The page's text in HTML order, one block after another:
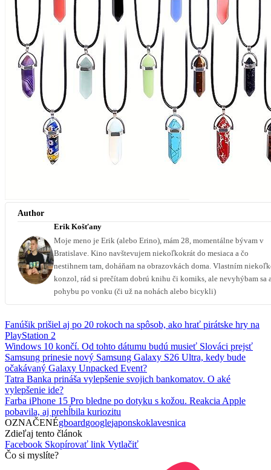
Author
Erik Košťany
Moje meno je Erik (alebo Erino), mám 28, momentálne bývam v
Bratislave. Kino navštevujem niekoľkokrát do mesiaca a čo
nestihnem tam, doháňam na obrazovkách doma. Vlastním
konzol, rád si prečítam dobrú knihu či komiks, ale nevyhýbam sa
pohybu po vonku (či už na nohách alebo bicykli)
Fanúšik prišiel aj po 20 rokoch na spôsob, ako hrať pirátske hry na
PlayStation 2
Windows 10 končí. Od tohto dátumu budú musieť Slováci prejsť
Samsung prinesie nový Samsung Galaxy S26 Ultra, kedy bude
očakávaný Galaxy Unpacked Event?
Tatra Banka prináša vylepšenie svojich bankomatov. O aké
vylepšenie ide?
Farba iPhone 15 Pro bledne po dotyku s kožou. Reakcia Apple
pobavila, aj prehĺbila kuriozitu
OZNAČENÉgboardgooglejaponskoklavesnica
Zdieľaj tento článok
Facebook Skopírovať link Vytlačiť
Čo si myslíte?